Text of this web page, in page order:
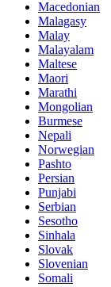
Macedonian
Malagasy
Malay
Malayalam
Maltese
Maori
Marathi
Mongolian
Burmese
Nepali
Norwegian
Pashto
Persian
Punjabi
Serbian
Sesotho
Sinhala
Slovak
Slovenian
Somali